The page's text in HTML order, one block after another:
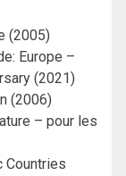
(2005)
Europe –
(2021)
(2006)
– pour les
Countries